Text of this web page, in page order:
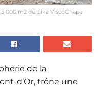
000 m2 de Sika ViscoChape
de la
d’Or, trône une